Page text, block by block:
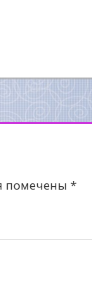
помечены *